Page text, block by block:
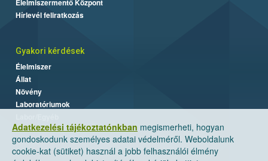
Adatkezelési tájékoztatónkban megismerheti, hogyan
gondoskodunk személyes adatai védelméről. Weboldalunk
cookie-kat (sütiket) használ a jobb felhasználói élmény
Hírlevél feliratkozás
Gyakori kérdések
Élelmiszer
Állat
Növény
Laboratóriumok